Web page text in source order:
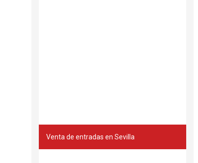
Venta de entradas en Sevilla